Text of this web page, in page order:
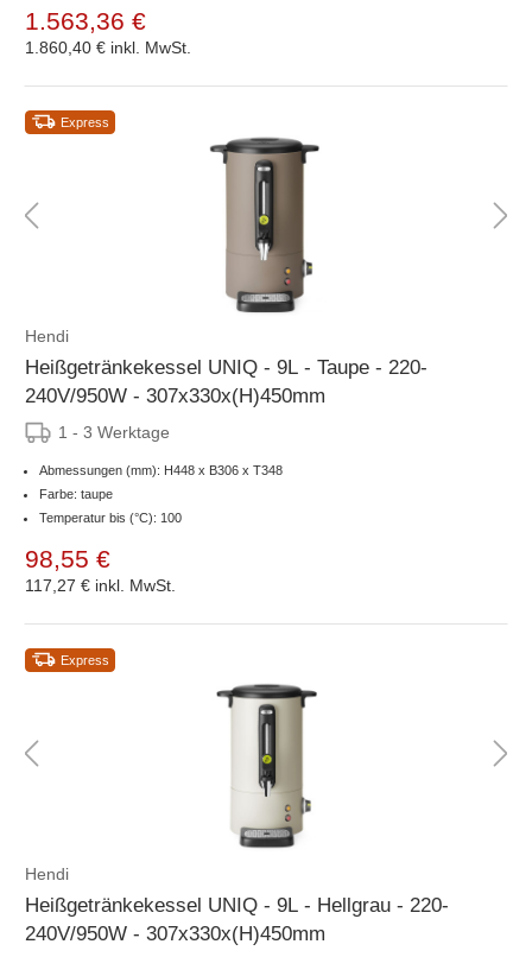
1.563,36 €
1.860,40 € inkl. MwSt.
Express
Hendi
Heißgetränkekessel UNIQ - 9L - Taupe - 220-
240V/950W - 307x330x(H)450mm
1 - 3 Werktage
Abmessungen (mm): H448 x B306 x T348
Farbe: taupe
Temperatur bis (°C): 100
98,55 €
117,27 € inkl. MwSt.
Express
Hendi
Heißgetränkekessel UNIQ - 9L - Hellgrau - 220-
240V/950W - 307x330x(H)450mm